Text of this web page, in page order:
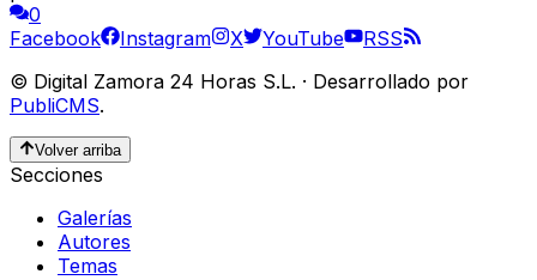
0
Facebook
Instagram X YouTube
RSS
© Digital Zamora 24 Horas S.L. · Desarrollado por
PubliCMS.
Volver arriba
Secciones
Galerías
Autores
Temas